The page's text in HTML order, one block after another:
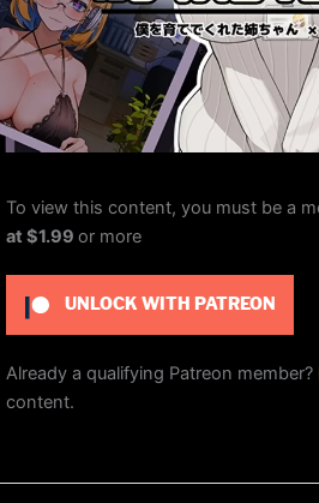
To view this content, you must be a
at $1.99 or more
UNLOCK WITH PATREON
Already a qualifying Patreon member?
content.